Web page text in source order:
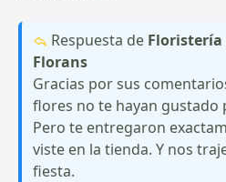
Respuesta de Floristería
Florans
Gracias por sus
flores no te hayan gustado
Pero te entregaron
viste en la tienda. Y nos
fiesta.